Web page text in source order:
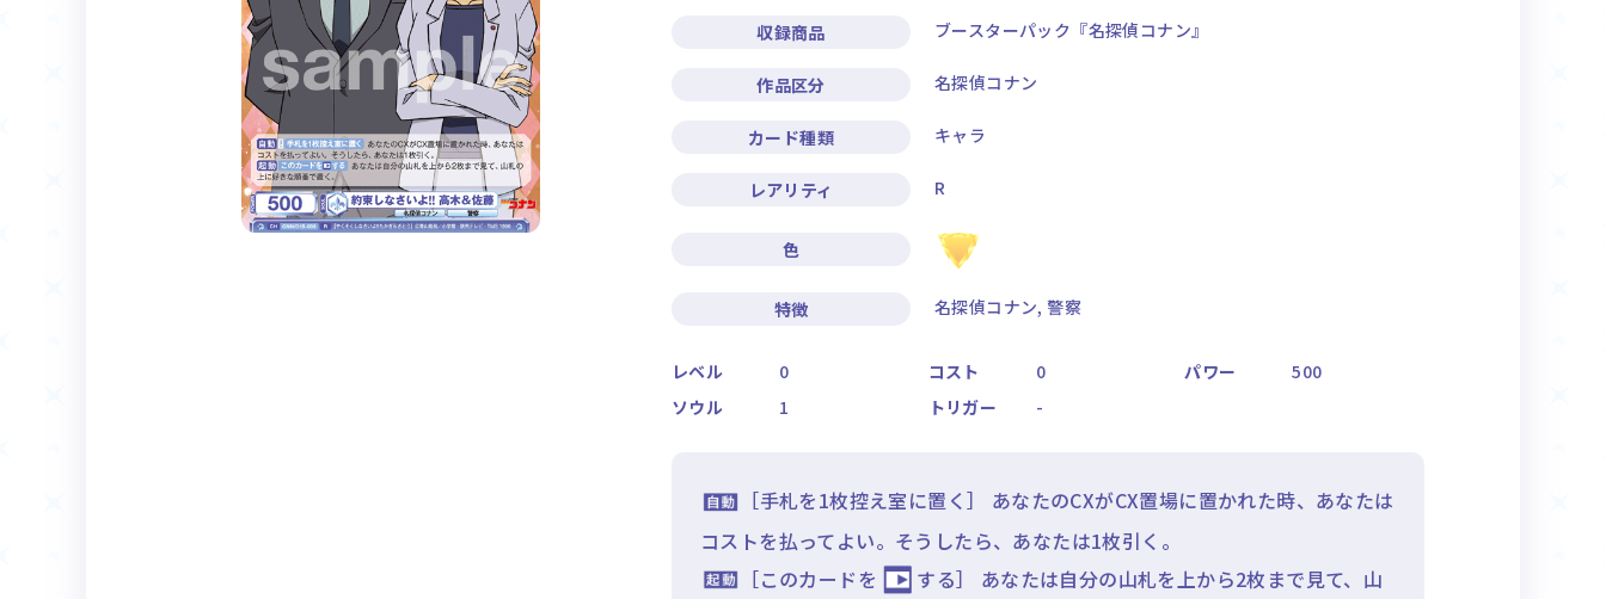
収録商品 ブースターパック『名探偵コナン』
作品区分 名探偵コナン
カード種類 キャラ
レアリティ R
色
特徴 名探偵コナン, 警察
レベル 0 コスト 0 パワー
500
ソウル
1 トリガー -
［手札を1枚控え室に置く］ あなたのCXがCX置場に置かれた時、あなたは
コストを払ってよい。そうしたら、あなたは1枚引く。
［このカードを
する］ あなたは自分の山札を上から2枚まで見て、山